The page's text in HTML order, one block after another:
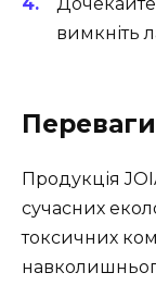
вимкніть
Продукція
сучасних
токсичних